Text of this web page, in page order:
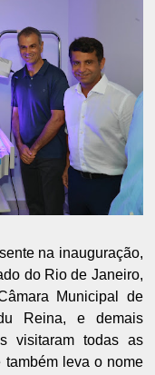
na inauguração,
do Rio de Janeiro,
Municipal de
Reina, e demais
visitaram todas as
leva o nome